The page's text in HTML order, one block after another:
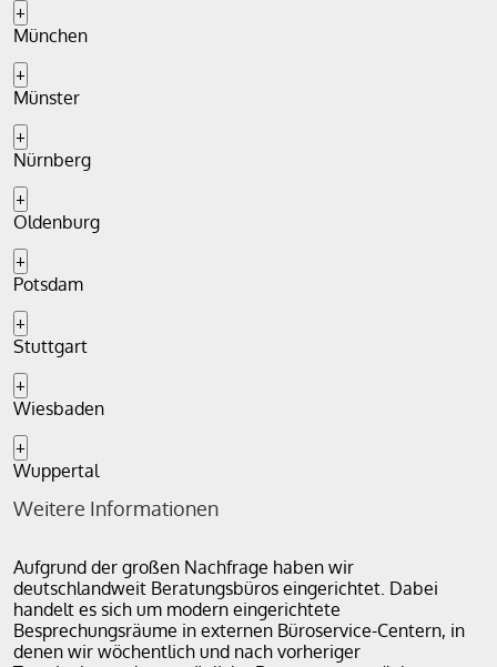
+
München
+
Münster
+
Nürnberg
+
Oldenburg
+
Potsdam
+
Stuttgart
+
Wiesbaden
+
Wuppertal
Weitere Informationen
Aufgrund der großen Nachfrage haben wir
deutschlandweit Beratungsbüros eingerichtet. Dabei
handelt es sich um modern eingerichtete
Besprechungsräume in externen Büroservice-Centern, in
denen wir wöchentlich und nach vorheriger